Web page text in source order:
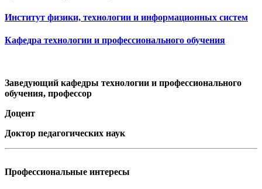
Институт физики, технологии и информационных систем
Кафедра технологии и профессионального обучения
Заведующий кафедры технологии и профессионального
обучения, профессор
Доцент
Доктор педагогических наук
Профессиональные интересы